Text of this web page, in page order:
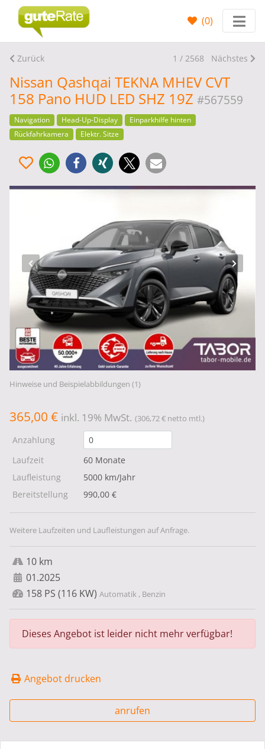
(0)
Zurück 1 / 2568 Nächstes
Nissan Qashqai TEKNA MHEV CVT
158 Pano HUD LED SHZ 19Z #567559
Navigation Head-Up-Display
Einparkhilfe hinten
Rückfahrkamera
Elektr. Sitze
Hinweise und Beispielabbildungen (1)
365,00 € inkl. 19% MwSt. (306,72 € netto mtl.)
Anzahlung
Laufzeit
60 Monate
Laufleistung
5000 km/Jahr
Bereitstellung
990,00 €
Weitere Laufzeiten und Laufleistungen auf Anfrage.
10 km
01.2025
158 PS (116 KW) Automatik , Benzin
Dieses Angebot ist leider nicht mehr verfügbar!
Angebot drucken
anrufen